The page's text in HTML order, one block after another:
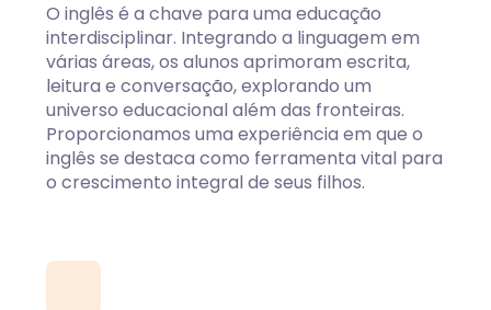
O inglês é a chave para uma educação
interdisciplinar. Integrando a linguagem em
várias áreas, os alunos aprimoram escrita,
leitura e conversação, explorando um
universo educacional além das fronteiras.
Proporcionamos uma experiência em que o
inglês se destaca como ferramenta vital para
o crescimento integral de seus filhos.